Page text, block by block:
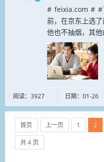
# feixia.com #
前，在京东上选了
他也不抽烟，其
京东自营店发货的
应该也收到了。...
阅读：3927 日期：01-26
首页 上一页 1 2
共 4 页